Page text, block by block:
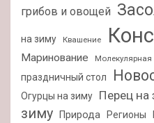
грибов и овощей
на зиму Квашение
Маринование Молекулярная
праздничный стол
Огурцы на зиму Перец на
зиму
Природа Регионы